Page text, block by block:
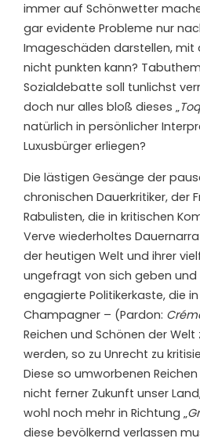
immer auf Schönwetter
gar evidente Probleme nur
Imageschäden darstellen, mit
nicht punkten kann?
Sozialdebatte soll tunlichst
doch nur alles bloß dieses „
natürlich in persönlicher
Luxusbürger erliegen?
Die lästigen Gesänge der
chronischen Dauerkritiker, der
Rabulisten, die in kritischen
Verve wiederholtes
der heutigen Welt und ihrer
ungefragt von sich geben und
engagierte Politikerkaste, die
Champagner – (Pardon:
Reichen und Schönen der
werden, so zu Unrecht zu
Diese so umworbenen
nicht ferner Zukunft unser
wohl noch mehr in Richtung „
diese bevölkernd verlassen